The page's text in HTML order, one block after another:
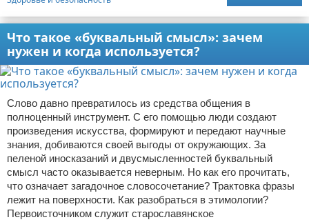
Что такое «буквальный смысл»: зачем
нужен и когда используется?
Слово давно превратилось из средства общения в
полноценный инструмент. С его помощью люди создают
произведения искусства, формируют и передают научные
знания, добиваются своей выгоды от окружающих. За
пеленой иносказаний и двусмысленностей буквальный
смысл часто оказывается неверным. Но как его прочитать,
что означает загадочное словосочетание? Трактовка фразы
лежит на поверхности. Как разобраться в этимологии?
Первоисточником служит старославянское